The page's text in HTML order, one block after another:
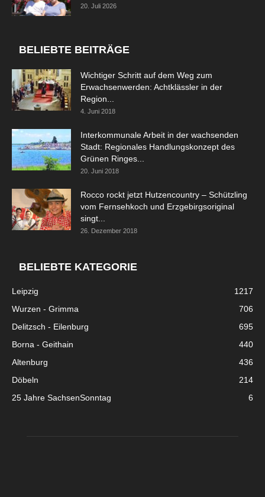
20. Juli 2026
BELIEBTE BEITRÄGE
Wichtiger Schritt auf dem Weg zum
Erwachsenwerden: Achtklässler in der
Region...
4. Juni 2018
Interkommunale Arbeit in der wachsenden
Stadt: Regionales Handlungskonzept des
Grünen Ringes...
20. Juni 2018
Rocco rockt jetzt Hutzencountry – Schützling
vom Fernsehkoch und Erzgebirgsoriginal
singt...
26. Dezember 2018
BELIEBTE KATEGORIE
Leipzig
1217
Wurzen - Grimma
706
Delitzsch - Eilenburg
695
Borna - Geithain
440
Altenburg
436
Döbeln
214
25 Jahre SachsenSonntag
6